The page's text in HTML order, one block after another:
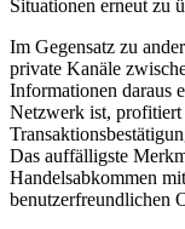
Situationen erneut zu
Im Gegensatz zu
private Kanäle
Informationen daraus
Netzwerk ist, profitiert
Das auffälligste
Handelsabkommen
benutzerfreundlichen